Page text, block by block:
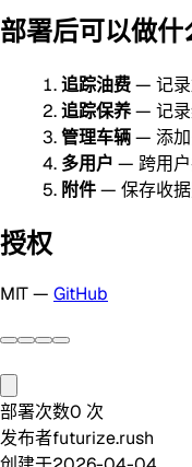
部署后可以做什
追踪油费— 记录
追踪保养— 记录
管理车辆— 添
多用户 — 跨用
附件— 保存收
授权
MIT — GitHub
部署次数0 次
发布者futurize.rush